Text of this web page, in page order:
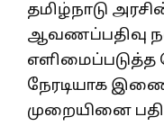
தமிழ்நாடு
ஆவணப்பதிவு
நேரடியாக
முறையினை